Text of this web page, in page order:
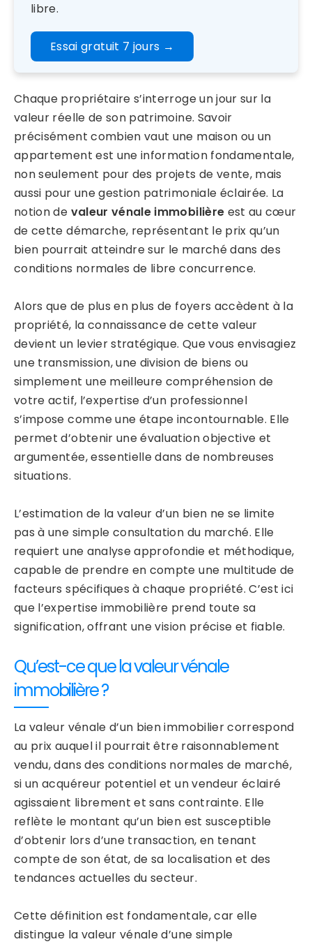
libre.
Essai gratuit 7 jours →
Chaque propriétaire s’interroge un jour sur la
valeur réelle de son patrimoine. Savoir
précisément combien vaut une maison ou un
appartement est une information fondamentale,
non seulement pour des projets de vente, mais
aussi pour une gestion patrimoniale éclairée. La
notion de valeur vénale immobilière est au cœur
de cette démarche, représentant le prix qu’un
bien pourrait atteindre sur le marché dans des
conditions normales de libre concurrence.
Alors que de plus en plus de foyers accèdent à la
propriété, la connaissance de cette valeur
devient un levier stratégique. Que vous envisagiez
une transmission, une division de biens ou
simplement une meilleure compréhension de
votre actif, l’expertise d’un professionnel
s’impose comme une étape incontournable. Elle
permet d’obtenir une évaluation objective et
argumentée, essentielle dans de nombreuses
situations.
L’estimation de la valeur d’un bien ne se limite
pas à une simple consultation du marché. Elle
requiert une analyse approfondie et méthodique,
capable de prendre en compte une multitude de
facteurs spécifiques à chaque propriété. C’est ici
que l’expertise immobilière prend toute sa
signification, offrant une vision précise et fiable.
Qu’est-ce que la valeur vénale
immobilière ?
La valeur vénale d’un bien immobilier correspond
au prix auquel il pourrait être raisonnablement
vendu, dans des conditions normales de marché,
si un acquéreur potentiel et un vendeur éclairé
agissaient librement et sans contrainte. Elle
reflète le montant qu’un bien est susceptible
d’obtenir lors d’une transaction, en tenant
compte de son état, de sa localisation et des
tendances actuelles du secteur.
Cette définition est fondamentale, car elle
distingue la valeur vénale d’une simple